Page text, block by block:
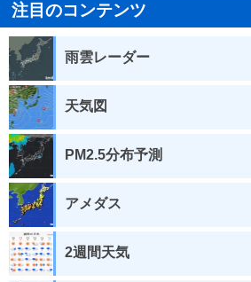
注目のコンテンツ
雨雲レーダー
天気図
PM2.5分布予測
アメダス
2週間天気